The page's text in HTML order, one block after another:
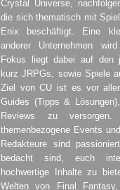
Crystal Universe,
die sich thematisch mit
Enix beschäftigt. Eine
anderer Unternehmen
Fokus liegt dabei auf den
kurz JRPGs, sowie Spiele
Ziel von CU ist es vor
Guides (Tipps &
Reviews zu
themenbezogene Events
Redakteure sind
bedacht sind, euch
hochwertige Inhalte zu
Welten von Final